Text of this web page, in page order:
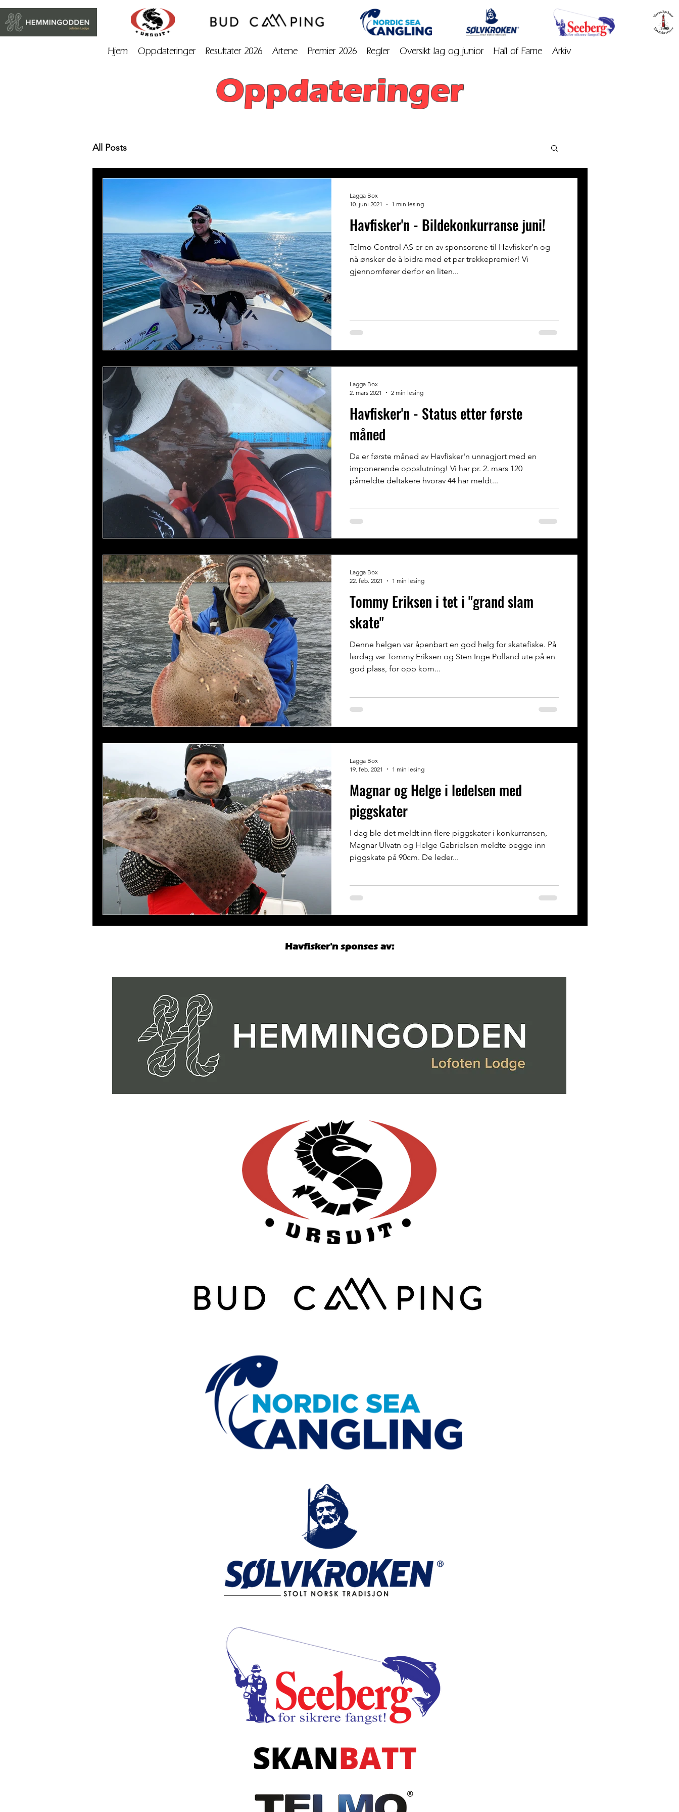
Hjem Oppdateringer Resultater 2026 Artene Premier 2026 Regler Oversikt lag og junior Hall of Fame Arkiv
Oppdateringer
All Posts
Havfisker'n - Bildekonkurranse juni!
Telmo Control AS er en av sponsorene til Havfisker'n og
nå ønsker de å bidra med et par trekkepremier! Vi
gjennomfører derfor en liten...
Lagga Box
10. juni 2021
1 min lesing
Havfisker'n - Status etter første
måned
Da er første måned av Havfisker'n unnagjort med en
imponerende oppslutning! Vi har pr. 2. mars 120
påmeldte deltakere hvorav 44 har meldt...
Lagga Box
2. mars 2021
2 min lesing
Tommy Eriksen i tet i "grand slam
skate"
Denne helgen var åpenbart en god helg for skatefiske. På
lørdag var Tommy Eriksen og Sten Inge Polland ute på en
god plass, for opp kom...
Lagga Box
22. feb. 2021
1 min lesing
Magnar og Helge i ledelsen med
piggskater
I dag ble det meldt inn flere piggskater i konkurransen,
Magnar Ulvatn og Helge Gabrielsen meldte begge inn
piggskate på 90cm. De leder...
Lagga Box
19. feb. 2021
1 min lesing
Havfisker'n sponses av: